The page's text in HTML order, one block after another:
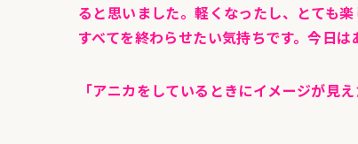
ると思いました。軽くなったし、とても
すべてを終わらせたい気持ちです。今日は
「アニカをしているときにイメージが見